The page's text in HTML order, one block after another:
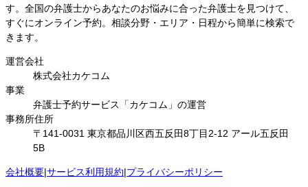
す。全国の弁護士からあなたのお悩みに合った弁護士を見つけて、
すぐにオンライン予約。相談分野・エリア・日程から簡単に検索で
きます。
運営会社
株式会社カケコム
事業
弁護士予約サービス「カケコム」の運営
事務所住所
〒141-0031 東京都品川区西五反田8丁目2-12 アール五反田
5B
会社概要|サービス利用規約|プライバシーポリシー